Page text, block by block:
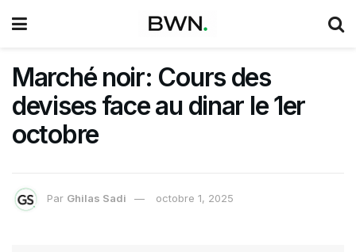
Marché noir: Cours des
devises face au dinar le 1er
octobre
Par Ghilas Sadi octobre 1, 2025